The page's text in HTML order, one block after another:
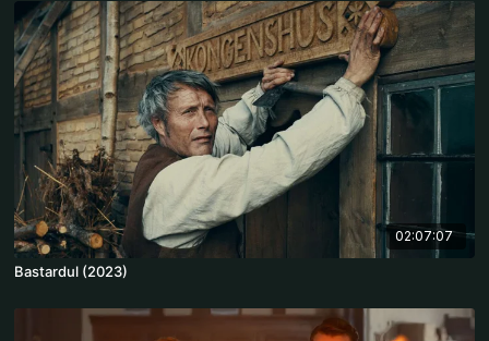
02:07:07
Bastardul (2023)